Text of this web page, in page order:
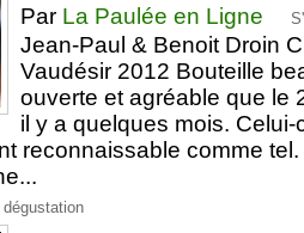
Par La Paulée en Ligne
Jean-Paul & Benoit Droin
Vaudésir 2012 Bouteille
ouverte et agréable que le
il y a quelques mois. Celui-
reconnaissable comme